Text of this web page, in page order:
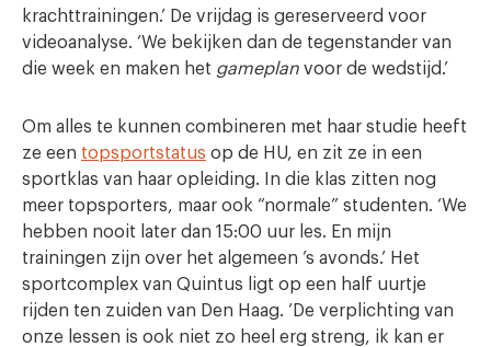
krachttrainingen.’ De vrijdag is gereserveerd voor
videoanalyse. ‘We bekijken dan de tegenstander van
die week en maken het gameplan voor de wedstijd.’
Om alles te kunnen combineren met haar studie heeft
ze een topsportstatus op de HU, en zit ze in een
sportklas van haar opleiding. In die klas zitten nog
meer topsporters, maar ook “normale” studenten. ‘We
hebben nooit later dan 15:00 uur les. En mijn
trainingen zijn over het algemeen ’s avonds.’ Het
sportcomplex van Quintus ligt op een half uurtje
rijden ten zuiden van Den Haag. ‘De verplichting van
onze lessen is ook niet zo heel erg streng, ik kan er